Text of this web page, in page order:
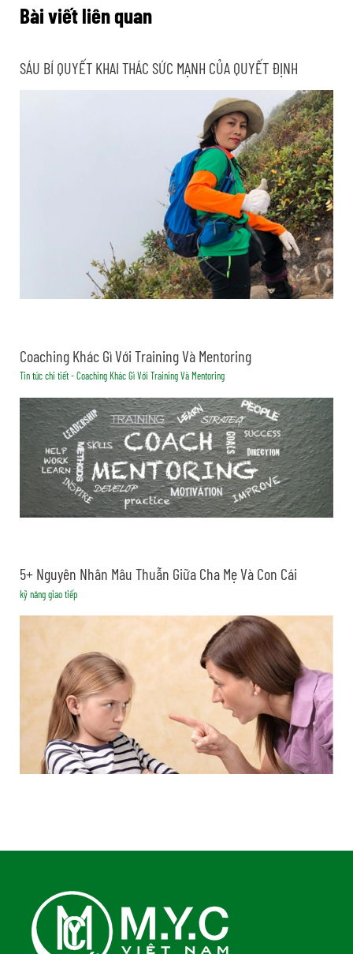
Bài viết liên quan
SÁU BÍ QUYẾT KHAI THÁC SỨC MẠNH CỦA QUYẾT ĐỊNH
Coaching Khác Gì Với Training Và Mentoring
Tin tức chi tiết - Coaching Khác Gì Với Training Và Mentoring
5+ Nguyên Nhân Mâu Thuẫn Giữa Cha Mẹ Và Con Cái
kỹ năng giao tiếp